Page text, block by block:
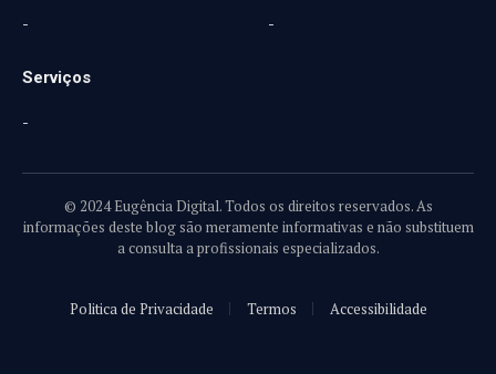
- -
Serviços
-
© 2024 Eugência Digital. Todos os direitos reservados. As
informações deste blog são meramente informativas e não substituem
a consulta a profissionais especializados.
Politica de Privacidade Termos Accessibilidade